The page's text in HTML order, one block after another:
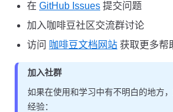
在 GitHub Issues 提交问题
加入咖啡豆社区交流群讨论
访问 咖啡豆文档网站 获取更多帮
加入社群
如果在使用和学习中有不明白的地方
经验：